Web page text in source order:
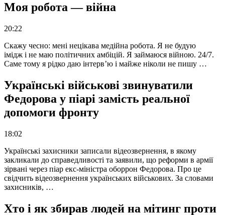
Моя робота — війна
20:22
Скажу чесно: мені нецікава медійна робота. Я не будую
імідж і не маю політичних амбіцій. Я займаюся війною. 24/7.
Саме тому я рідко даю інтерв’ю і майже ніколи не пишу …
Українські військові звинуватили
Федорова у піарі замість реальної
допомоги фронту
18:02
Українські захисники записали відеозвернення, в якому
закликали до справедливості та заявили, що реформи в армії
зірвані через піар екс-міністра оборрон Федорова. Про це
свідчить відеозвернення українських військових. За словами
захисників, …
Хто і як збирав людей на мітинг проти